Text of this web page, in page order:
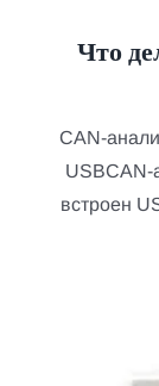
Что
CAN-
USBCAN-
встроен